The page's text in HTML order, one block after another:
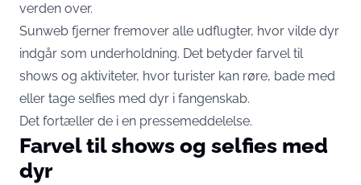
verden over.
Sunweb fjerner fremover alle udflugter, hvor vilde dyr
indgår som underholdning. Det betyder farvel til
shows og aktiviteter, hvor turister kan røre, bade med
eller tage selfies med dyr i fangenskab.
Det fortæller de i en pressemeddelelse.
Farvel til shows og selfies med
dyr